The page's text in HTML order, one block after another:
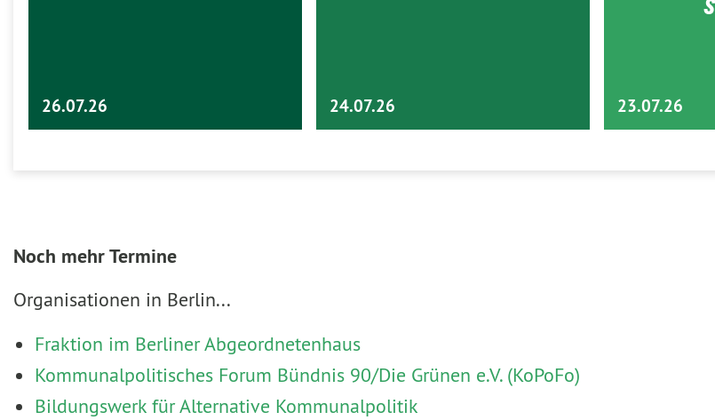
26.07.26 24.07.26 23.07.26
Noch mehr Termine
Organisationen in Berlin...
Fraktion im Berliner Abgeordnetenhaus
Kommunalpolitisches Forum Bündnis 90/Die Grünen e.V. (KoPoFo)
Bildungswerk für Alternative Kommunalpolitik